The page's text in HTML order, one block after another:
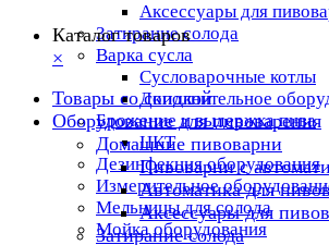
Аксессуары для
Затирание солода
Варка сусла
Cусловарочные котлы
Дополнительное
Брожение и выдержка пива
ЦКТ
Дезинфекция оборудования
Измерительное
Мельницы для солода
Мойка оборудования
Каталог товаров
×
Товары со скидкой
Оборудование для пивоварения
Домашние пивоварни
Пивоварни с
Автоматика для
Аксессуары для
Затирание солода